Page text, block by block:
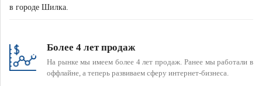
в городе Шилка.
Более 4 лет продаж
На рынке мы имеем более 4 лет продаж. Ранее мы работали в
оффлайне, а теперь развиваем сферу интернет-бизнеса.